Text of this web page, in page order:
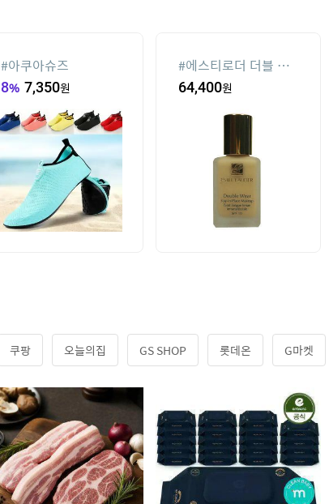
#아쿠아슈즈
8% 7,350원
#에스티로더 더블 웨
어 파운데이션 30ml
64,400원
쿠팡 오늘의집 GS SHOP 롯데온 G마켓